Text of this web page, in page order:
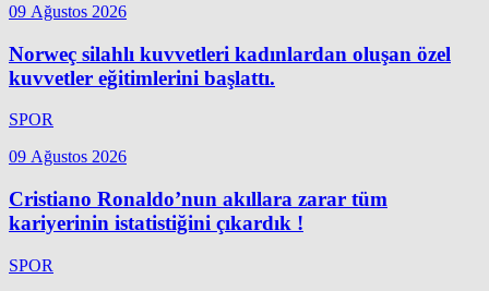
09 Ağustos 2026
Norweç silahlı kuvvetleri kadınlardan oluşan özel
kuvvetler eğitimlerini başlattı.
SPOR
09 Ağustos 2026
Cristiano Ronaldo’nun akıllara zarar tüm
kariyerinin istatistiğini çıkardık !
SPOR